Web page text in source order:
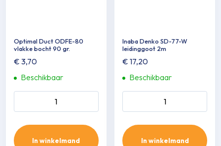
Optimal Duct ODFE-80
vlakke bocht 90 gr.
€ 3,70
Beschikbaar
In winkelmand
Inaba Denko SD-77-W
leidinggoot 2m
€ 17,20
Beschikbaar
In winkelmand